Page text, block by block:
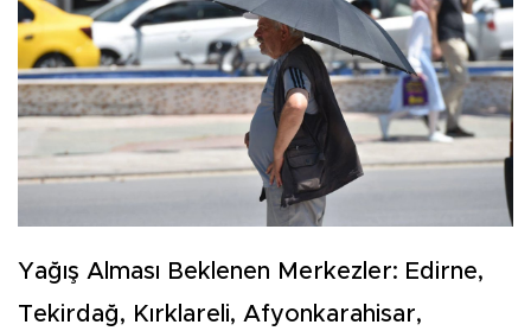
Yağış Alması Beklenen Merkezler: Edirne,
Tekirdağ, Kırklareli, Afyonkarahisar,